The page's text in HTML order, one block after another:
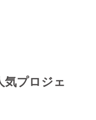
気プロジェ